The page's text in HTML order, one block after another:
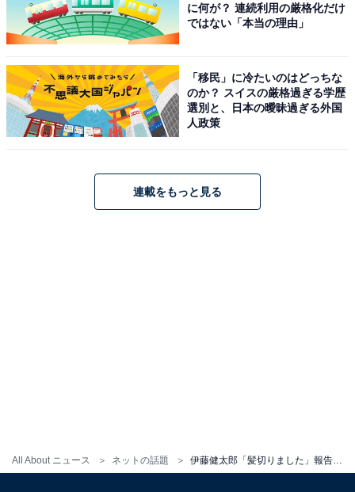
All About ニュース ネットの話題
に何が？ 連続利用の厳格化だけ
ではない「本当の理由」
「移民」に冷たいのはどっちな
のか？ スイスの厳格過ぎる学歴
選別と、日本の曖昧過ぎる外国
人政策
連載をもっと見る